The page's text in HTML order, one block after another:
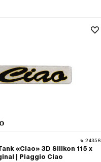
24356
«Ciao» 3D Silikon 115 x
| Piaggio Ciao